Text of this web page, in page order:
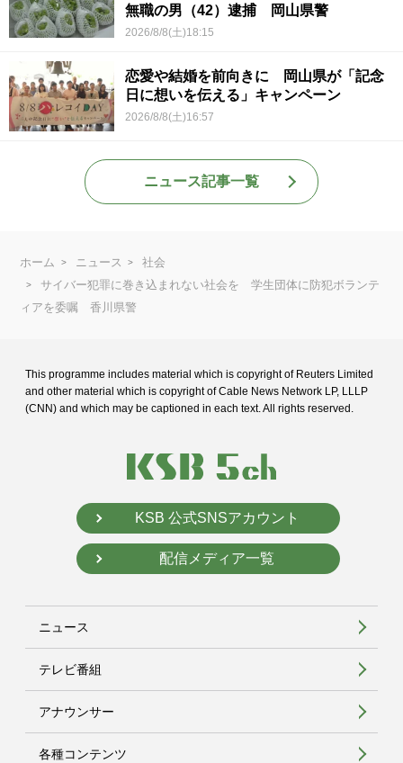
無職の男（42）逮捕 岡山県警
2026/8/8(土)18:15
恋愛や結婚を前向きに 岡山県が「記念
日に想いを伝える」キャンペーン
2026/8/8(土)16:57
ニュース記事一覧
ホーム ニュース
社会
サイバー犯罪に巻き込まれない社会を 学生団体に防犯ボランテ
ィアを委嘱 香川県警
This programme includes material which is copyright of Reuters Limited
and other material which is copyright of Cable News Network LP, LLLP
(CNN) and which may be captioned in each text. All rights reserved.
KSB 公式SNSアカウント
配信メディア一覧
ニュース
テレビ番組
アナウンサー
各種コンテンツ